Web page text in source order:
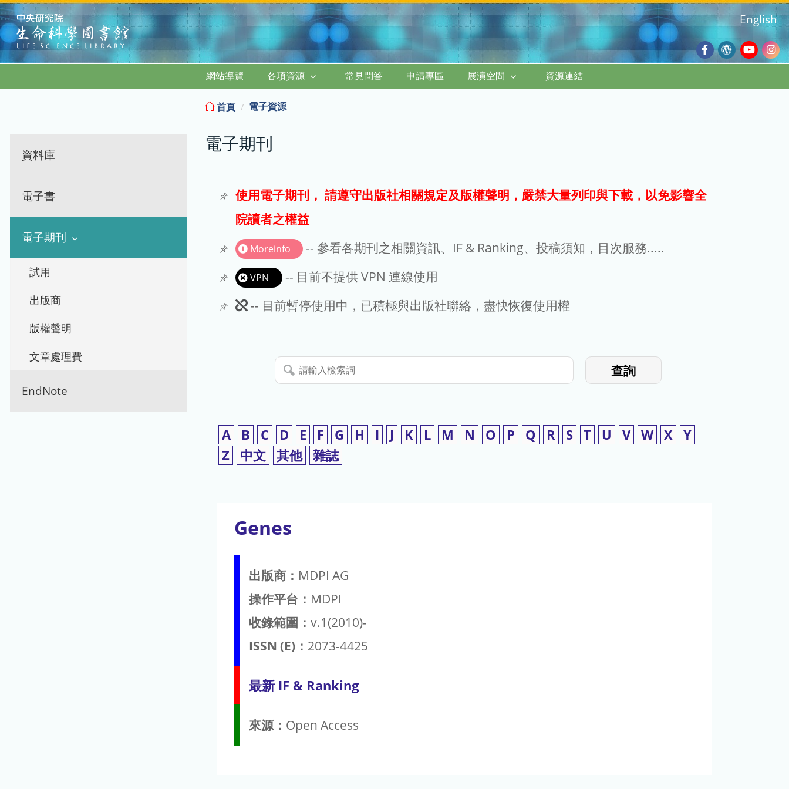
:::
Facebook
Wordpress
Blog
English
網站導覽 各項資源 常見問答 申請專區 展演空間 資源連結
資料庫
電子書
電子期刊
試用
出版商
版權聲明
文章處理費
EndNote
首頁 電子資源
電子期刊
使用電子期刊， 請遵守出版社相關規定及版權聲明，嚴禁大量列印與下載，以免影響全
院讀者之權益
Moreinfo -- 參看各期刊之相關資訊、IF & Ranking、投稿須知，目次服務.....
VPN
-- 目前不提供 VPN 連線使用
此
使
用
-- 目前暫停使用中，已積極與出版社聯絡，盡快恢復使用權
請
輸
索
詞
查詢
A B C D E F G H I J K L M N O P Q R S T U V W X Y
Z
中文 其他 雜誌
Genes
出版商： MDPI AG
操作平台： MDPI
收錄範圍： v.1(2010)-
ISSN (E)： 2073-4425
最新 IF & Ranking
來源： Open Access